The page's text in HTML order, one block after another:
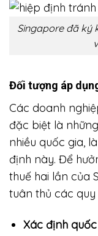
Singapore đã ký
Đối tượng áp
Các doanh
đặc biệt là
nhiều quốc gia,
định này. Để
thuế hai lần của
tuân thủ các
Xác định